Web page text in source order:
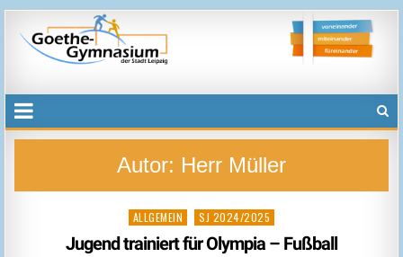
Goethegymnasium der Stadt Leipzig
Autor: Herr Müller
Posted
in
ALLGEMEIN SJ 2024/2025
Jugend trainiert für Olympia – Fußball